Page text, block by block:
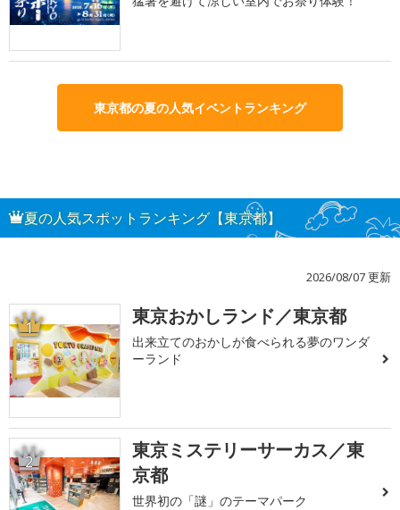
東京都の夏の人気イベントランキング
夏の人気スポットランキング【東京都】
2026/08/07 更新
1 東京おかしランド／東京都
出来立てのおかしが食べられる夢のワンダ
ーランド
2
東京ミステリーサーカス／東
京都
世界初の「謎」のテーマパーク